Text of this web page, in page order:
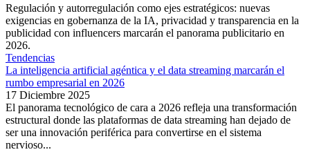
Regulación y autorregulación como ejes estratégicos: nuevas
exigencias en gobernanza de la IA, privacidad y transparencia en la
publicidad con influencers marcarán el panorama publicitario en
2026.
Tendencias
La inteligencia artificial agéntica y el data streaming marcarán el
rumbo empresarial en 2026
17 Diciembre 2025
El panorama tecnológico de cara a 2026 refleja una transformación
estructural donde las plataformas de data streaming han dejado de
ser una innovación periférica para convertirse en el sistema
nervioso...